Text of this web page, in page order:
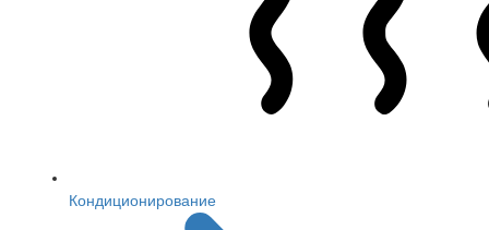
Кондиционирование